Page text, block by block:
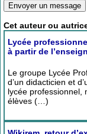
Cet auteur ou
Lycée
à partir de
Le groupe Lycée
d’un didacticien et
lycée professionnel,
élèves (…)